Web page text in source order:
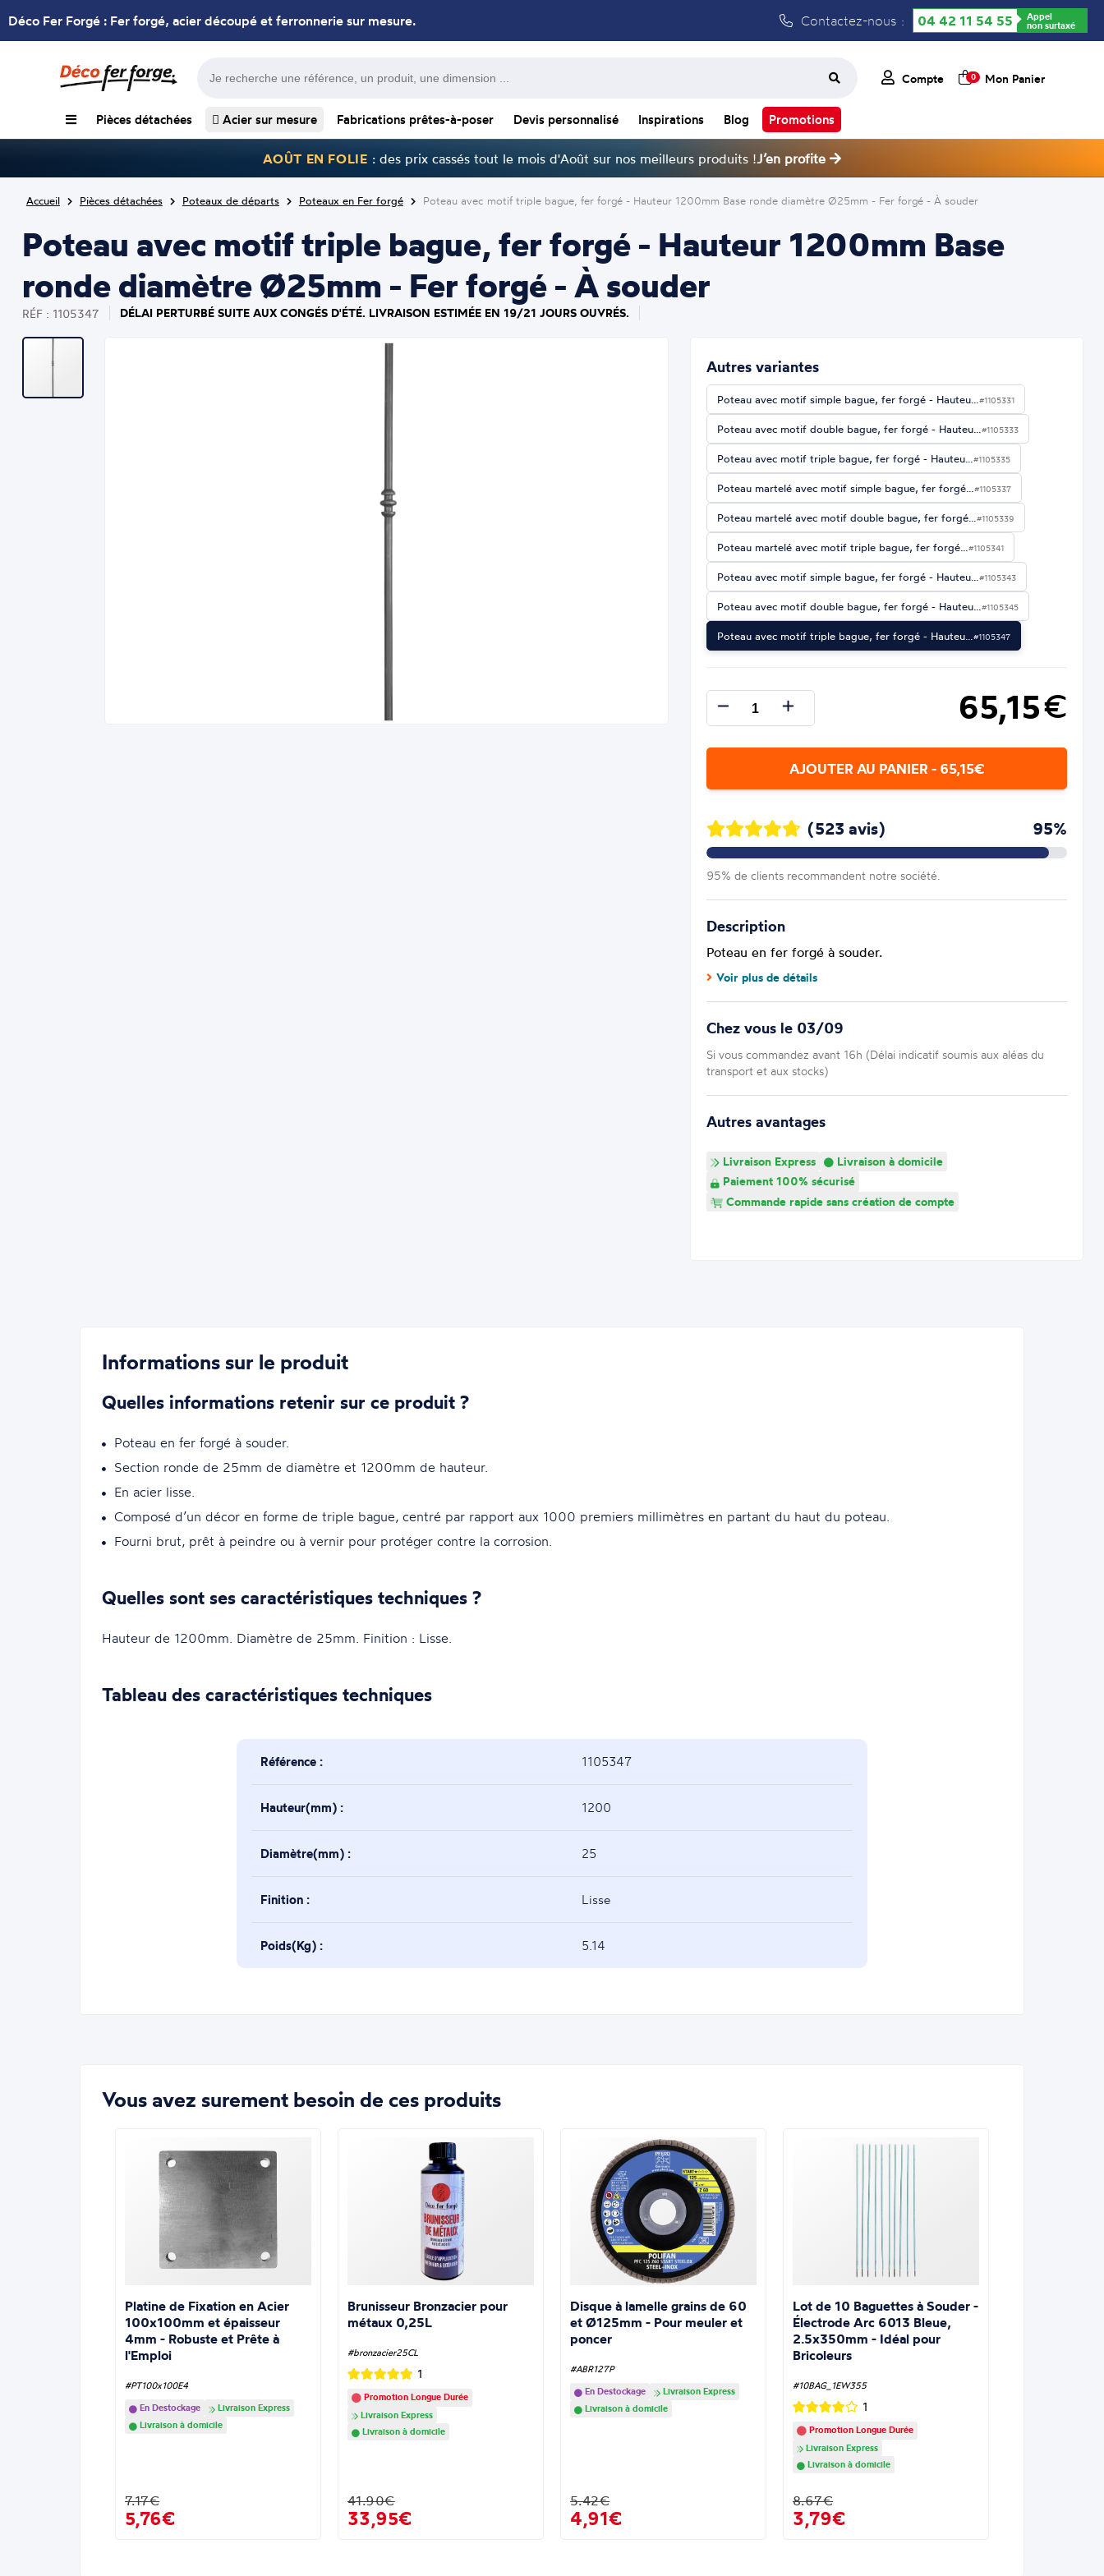
Déco Fer Forgé : Fer forgé, acier découpé et ferronnerie sur mesure. Contactez-nous : 04 42 11 54 55 Appel
non surtaxé
Compte 0 Mon Panier
Pièces détachées Acier sur mesure Fabrications prêtes-à-poser Devis personnalisé Inspirations Blog Promotions
AOÛT EN FOLIE : des prix cassés tout le mois d'Août sur nos meilleurs produits !J’en profite
Accueil Pièces détachées Poteaux de départs Poteaux en Fer forgé Poteau avec motif triple bague, fer forgé - Hauteur 1200mm Base ronde diamètre Ø25mm - Fer forgé - À souder
Poteau avec motif triple bague, fer forgé - Hauteur 1200mm Base
ronde diamètre Ø25mm - Fer forgé - À souder
RÉF : 1105347 DÉLAI PERTURBÉ SUITE AUX CONGÉS D'ÉTÉ. LIVRAISON ESTIMÉE EN 19/21 JOURS OUVRÉS.
Autres variantes
Poteau avec motif simple bague, fer forgé - Hauteu… #1105331
Poteau avec motif double bague, fer forgé - Hauteu… #1105333
Poteau avec motif triple bague, fer forgé - Hauteu… #1105335
Poteau martelé avec motif simple bague, fer forgé… #1105337
Poteau martelé avec motif double bague, fer forgé… #1105339
Poteau martelé avec motif triple bague, fer forgé… #1105341
Poteau avec motif simple bague, fer forgé - Hauteu… #1105343
Poteau avec motif double bague, fer forgé - Hauteu… #1105345
Poteau avec motif triple bague, fer forgé - Hauteu… #1105347
65,15€
AJOUTER AU PANIER - 65,15€
(523 avis) 95%
95% de clients recommandent notre société.
Description
Poteau en fer forgé à souder.
Voir plus de détails
Chez vous le 03/09
Si vous commandez avant 16h (Délai indicatif soumis aux aléas du
transport et aux stocks)
Autres avantages
Livraison Express
Livraison à domicile
Paiement 100% sécurisé
Commande rapide sans création de compte
Informations sur le produit
Quelles informations retenir sur ce produit ?
Poteau en fer forgé à souder.
Section ronde de 25mm de diamètre et 1200mm de hauteur.
En acier lisse.
Composé d’un décor en forme de triple bague, centré par rapport aux 1000 premiers millimètres en partant du haut du poteau.
Fourni brut, prêt à peindre ou à vernir pour protéger contre la corrosion.
Quelles sont ses caractéristiques techniques ?
Hauteur de 1200mm. Diamètre de 25mm. Finition : Lisse.
Tableau des caractéristiques techniques
Référence : 1105347
Hauteur(mm) : 1200
Diamètre(mm) : 25
Finition : Lisse
Poids(Kg) : 5.14
Vous avez surement besoin de ces produits
Platine de Fixation en Acier
100x100mm et épaisseur
4mm - Robuste et Prête à
l'Emploi
#PT100x100E4
En Destockage
Livraison Express
Livraison à domicile
7.17€
5,76€
Brunisseur Bronzacier pour
métaux 0,25L
#bronzacier25CL
1
Promotion Longue Durée
Livraison Express
Livraison à domicile
41.90€
33,95€
Disque à lamelle grains de 60
et Ø125mm - Pour meuler et
poncer
#ABR127P
En Destockage
Livraison Express
Livraison à domicile
5.42€
4,91€
Lot de 10 Baguettes à Souder -
Électrode Arc 6013 Bleue,
2.5x350mm - Idéal pour
Bricoleurs
#10BAG_1EW355
1
Promotion Longue Durée
Livraison Express
Livraison à domicile
8.67€
3,79€